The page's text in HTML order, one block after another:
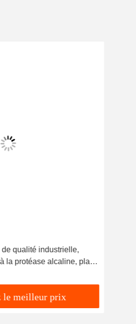
qualité industrielle,
la protéase alcaline, plage
le meilleur prix